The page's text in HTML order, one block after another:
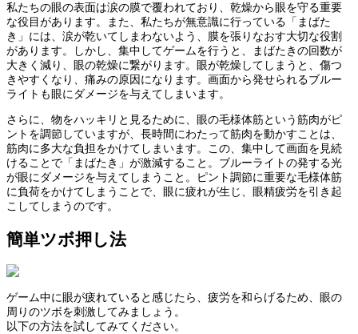
私たちの眼の表面は涙の膜で覆われており、乾燥から眼を守る重要
な役目があります。また、私たちが無意識に行っている「まばた
き」には、涙が乾いてしまわないよう、膜を張りなおす大切な役割
があります。しかし、集中してゲームを行うと、まばたきの回数が
大きく減り、眼の乾燥に繋がります。眼が乾燥してしまうと、傷つ
きやすくなり、痛みの原因になります。画面から発せられるブルー
ライトも眼にダメージを与えてしまいます。
さらに、物をハッキリと見るために、眼の毛様体筋という筋肉がピ
ントを調節していますが、長時間にわたって筋肉を動かすことは、
筋肉に多大な負担をかけてしまいます。この、集中して画面を見続
けることで「まばたき」が激減すること。ブルーライトの発する光
が眼にダメージを与えてしまうこと。ピント調節に重要な毛様体筋
に負荷をかけてしまうことで、眼に疲れが生じ、眼精疲労を引き起
こしてしまうのです。
簡単ツボ押し法
ゲーム中に眼が疲れていると感じたら、疲労を和らげるため、眼の
周りのツボを刺激してみましょう。
以下の方法を試してみてください。